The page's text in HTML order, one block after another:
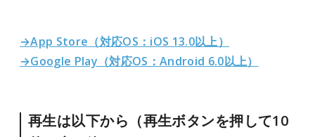
→App Store（対応OS：iOS 13.0以上）
→Google Play（対応OS：Android 6.0以上）
再生は以下から（再生ボタンを押して10